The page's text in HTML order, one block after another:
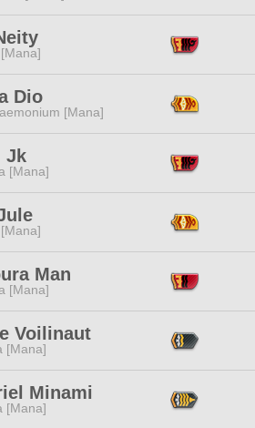
Dio
[Mana]
Jk
[Mana]
Man
[Mana]
Voilinaut
[Mana]
Minami
[Mana]